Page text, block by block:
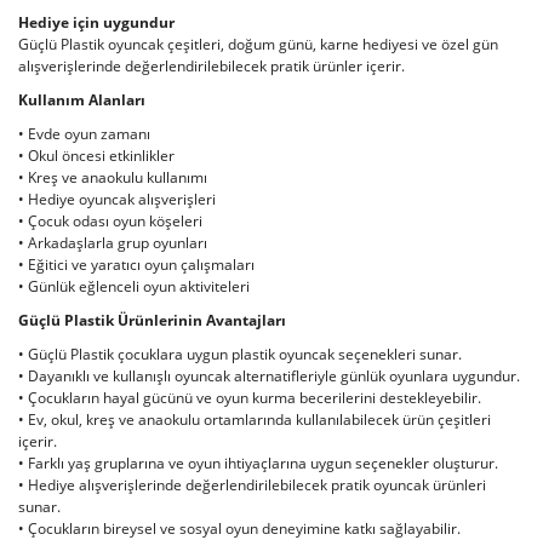
Hediye için uygundur
Güçlü Plastik oyuncak çeşitleri, doğum günü, karne hediyesi ve özel gün
alışverişlerinde değerlendirilebilecek pratik ürünler içerir.
Kullanım Alanları
• Evde oyun zamanı
• Okul öncesi etkinlikler
• Kreş ve anaokulu kullanımı
• Hediye oyuncak alışverişleri
• Çocuk odası oyun köşeleri
• Arkadaşlarla grup oyunları
• Eğitici ve yaratıcı oyun çalışmaları
• Günlük eğlenceli oyun aktiviteleri
Güçlü Plastik Ürünlerinin Avantajları
• Güçlü Plastik çocuklara uygun plastik oyuncak seçenekleri sunar.
• Dayanıklı ve kullanışlı oyuncak alternatifleriyle günlük oyunlara uygundur.
• Çocukların hayal gücünü ve oyun kurma becerilerini destekleyebilir.
• Ev, okul, kreş ve anaokulu ortamlarında kullanılabilecek ürün çeşitleri
içerir.
• Farklı yaş gruplarına ve oyun ihtiyaçlarına uygun seçenekler oluşturur.
• Hediye alışverişlerinde değerlendirilebilecek pratik oyuncak ürünleri
sunar.
• Çocukların bireysel ve sosyal oyun deneyimine katkı sağlayabilir.